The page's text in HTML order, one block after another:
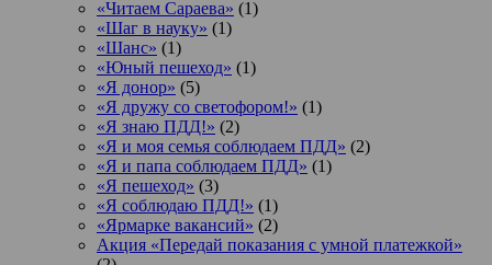
«Читаем Сараева» (1)
«Шаг в науку» (1)
«Шанс» (1)
«Юный пешеход» (1)
«Я донор» (5)
«Я дружу со светофором!» (1)
«Я знаю ПДД!» (2)
«Я и моя семья соблюдаем ПДД» (2)
«Я и папа соблюдаем ПДД» (1)
«Я пешеход» (3)
«Я соблюдаю ПДД!» (1)
«Ярмарке вакансий» (2)
Акция «Передай показания с умной платежкой»